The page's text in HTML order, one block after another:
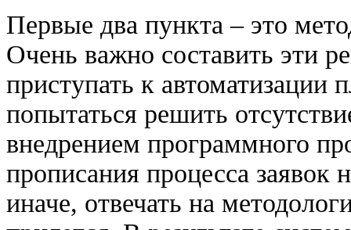
Первые два пункта – это
Очень важно составить эти
приступать к автоматизации
попытаться решить
внедрением программного
прописания процесса заявок
иначе, отвечать на